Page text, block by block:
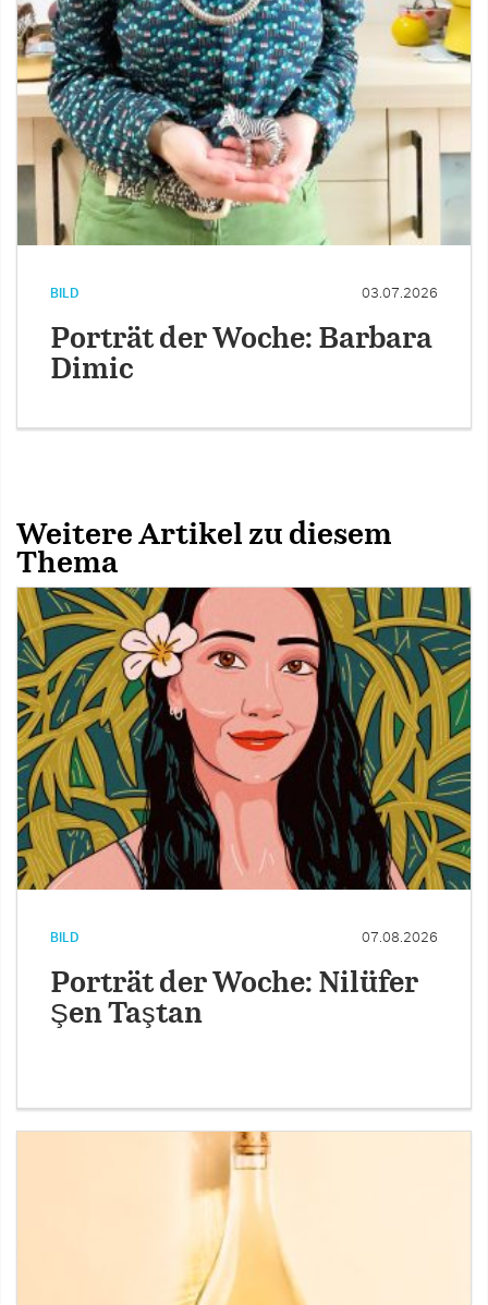
BILD 03.07.2026
Porträt der Woche: Barbara
Dimic
Weitere Artikel zu diesem
Thema
BILD 07.08.2026
Porträt der Woche: Nilüfer
Şen Taştan